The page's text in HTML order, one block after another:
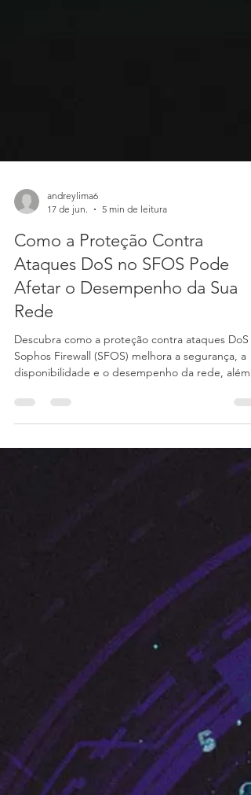
andreylima6
Como a Proteção Contra
Ataques DoS no SFOS Pode
Afetar o Desempenho da Sua
Descubra como a proteção contra ataques DoS
Sophos Firewall (SFOS) melhora a segurança, a
das melhores práticas de configuração.